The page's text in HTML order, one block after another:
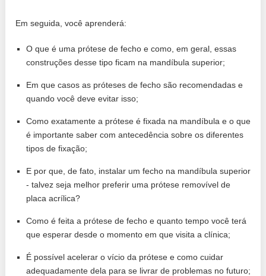
Em seguida, você aprenderá:
O que é uma prótese de fecho e como, em geral, essas
construções desse tipo ficam na mandíbula superior;
Em que casos as próteses de fecho são recomendadas e
quando você deve evitar isso;
Como exatamente a prótese é fixada na mandíbula e o que
é importante saber com antecedência sobre os diferentes
tipos de fixação;
E por que, de fato, instalar um fecho na mandíbula superior
- talvez seja melhor preferir uma prótese removível de
placa acrílica?
Como é feita a prótese de fecho e quanto tempo você terá
que esperar desde o momento em que visita a clínica;
É possível acelerar o vício da prótese e como cuidar
adequadamente dela para se livrar de problemas no futuro;